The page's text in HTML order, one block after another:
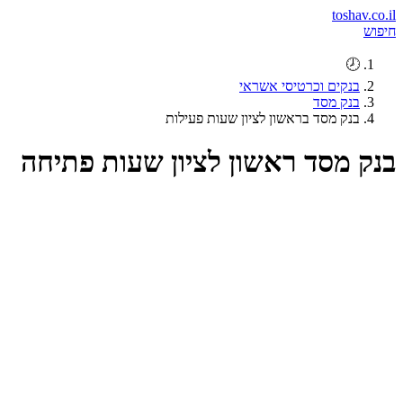
toshav.co.il
חיפוש
🕗
בנקים וכרטיסי אשראי
בנק מסד
בנק מסד בראשון לציון שעות פעילות
בנק מסד ראשון לציון שעות פתיחה